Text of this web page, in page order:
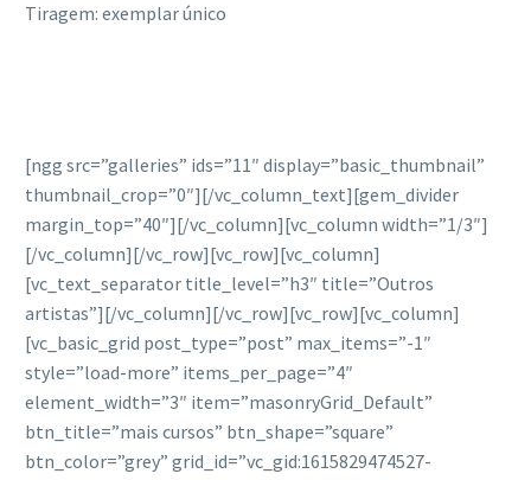
Tiragem: exemplar único
[ngg src=”galleries” ids=”11″ display=”basic_thumbnail”
thumbnail_crop=”0″][/vc_column_text][gem_divider
margin_top=”40″][/vc_column][vc_column width=”1/3″]
[/vc_column][/vc_row][vc_row][vc_column]
[vc_text_separator title_level=”h3″ title=”Outros
artistas”][/vc_column][/vc_row][vc_row][vc_column]
[vc_basic_grid post_type=”post” max_items=”-1″
style=”load-more” items_per_page=”4″
element_width=”3″ item=”masonryGrid_Default”
btn_title=”mais cursos” btn_shape=”square”
btn_color=”grey” grid_id=”vc_gid:1615829474527-